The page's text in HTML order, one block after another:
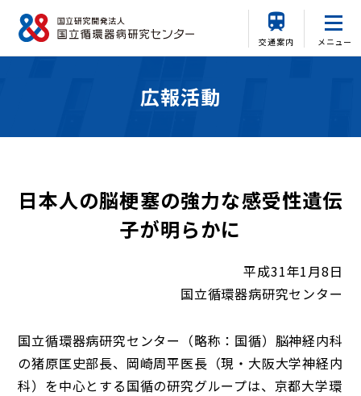
交通案内 メニュー
広報活動
日本人の脳梗塞の強力な感受性遺伝
子が明らかに
平成31年1月8日
国立循環器病研究センター
国立循環器病研究センター（略称：国循）脳神経内科
の猪原匡史部長、岡崎周平医長（現・大阪大学神経内
科）を中心とする国循の研究グループは、京都大学環